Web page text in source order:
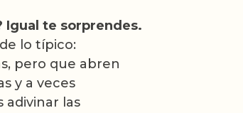
Igual te sorprendes.
lo típico:
pero que abren
y a veces
adivinar las